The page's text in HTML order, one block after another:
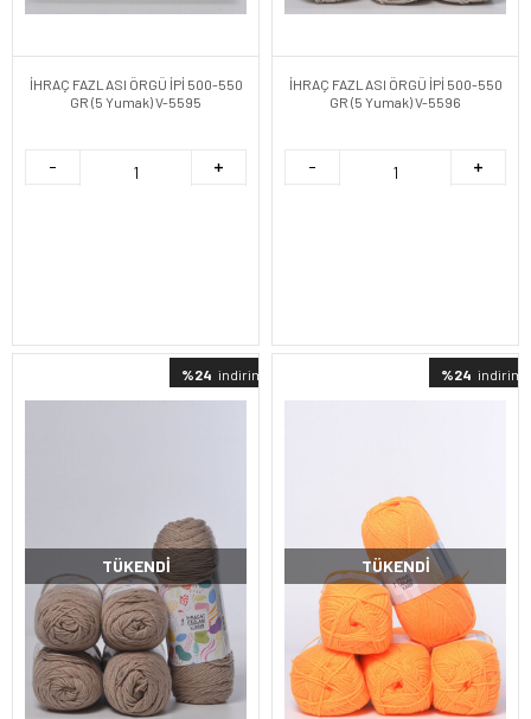
İHRAÇ FAZLASI ÖRGÜ İPİ 500-550
GR (5 Yumak) V-5595
İHRAÇ FAZLASI ÖRGÜ İPİ 500-550
GR (5 Yumak) V-5596
%24 indirimli
TÜKENDI
%24 indirimli
TÜKENDI